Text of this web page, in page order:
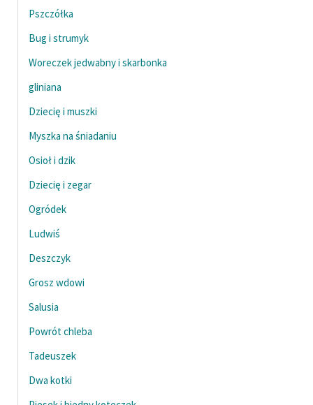
Pszczółka
Bug i strumyk
Woreczek jedwabny i skarbonka
gliniana
Dziecię i muszki
Myszka na śniadaniu
Osioł i dzik
Dziecię i zegar
Ogródek
Ludwiś
Deszczyk
Grosz wdowi
Salusia
Powrót chleba
Tadeuszek
Dwa kotki